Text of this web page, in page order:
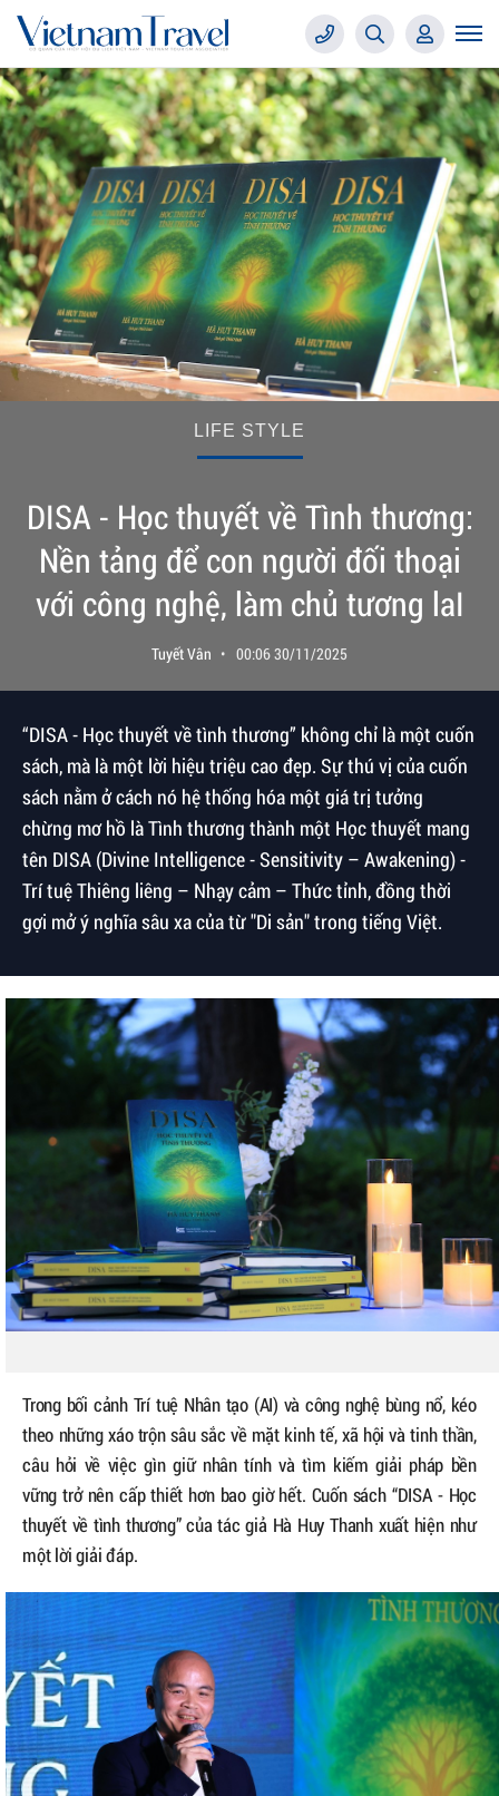
LIFE STYLE
DISA - Học thuyết về Tình thương:
Nền tảng để con người đối thoại
với công nghệ, làm chủ tương laI
Tuyết Vân 00:06 30/11/2025
“DISA - Học thuyết về tình thương” không chỉ là một cuốn
sách, mà là một lời hiệu triệu cao đẹp. Sự thú vị của cuốn
sách nằm ở cách nó hệ thống hóa một giá trị tưởng
chừng mơ hồ là Tình thương thành một Học thuyết mang
tên DISA (Divine Intelligence - Sensitivity – Awakening) -
Trí tuệ Thiêng liêng – Nhạy cảm – Thức tỉnh, đồng thời
gợi mở ý nghĩa sâu xa của từ "Di sản" trong tiếng Việt.
Trong bối cảnh Trí tuệ Nhân tạo (AI) và công nghệ bùng nổ, kéo
theo những xáo trộn sâu sắc về mặt kinh tế, xã hội và tinh thần,
câu hỏi về việc gìn giữ nhân tính và tìm kiếm giải pháp bền
vững trở nên cấp thiết hơn bao giờ hết. Cuốn sách “DISA - Học
thuyết về tình thương” của tác giả Hà Huy Thanh xuất hiện như
một lời giải đáp.